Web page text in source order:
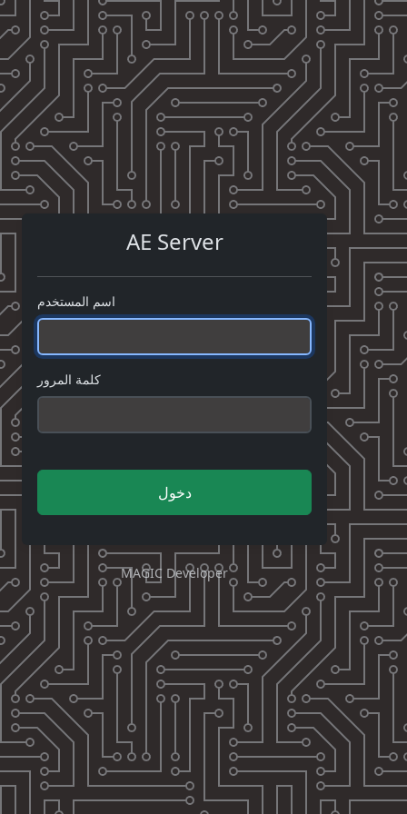
AE Server
اسم المستخدم
كلمة المرور
دخول
MAGIC Developer